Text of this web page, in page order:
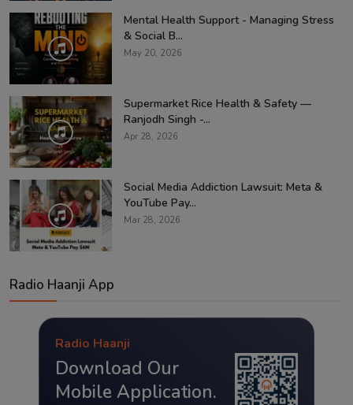
Mental Health Support - Managing Stress
& Social B...
May 20, 2026
Supermarket Rice Health & Safety —
Ranjodh Singh -...
Apr 28, 2026
Social Media Addiction Lawsuit: Meta &
YouTube Pay...
Mar 28, 2026
Radio Haanji App
Radio Haanji
Download Our
Mobile Application.